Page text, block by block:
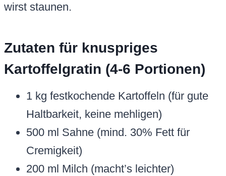
wirst staunen.
Zutaten für knuspriges
Kartoffelgratin (4-6 Portionen)
1 kg festkochende Kartoffeln (für gute
Haltbarkeit, keine mehligen)
500 ml Sahne (mind. 30% Fett für
Cremigkeit)
200 ml Milch (macht’s leichter)